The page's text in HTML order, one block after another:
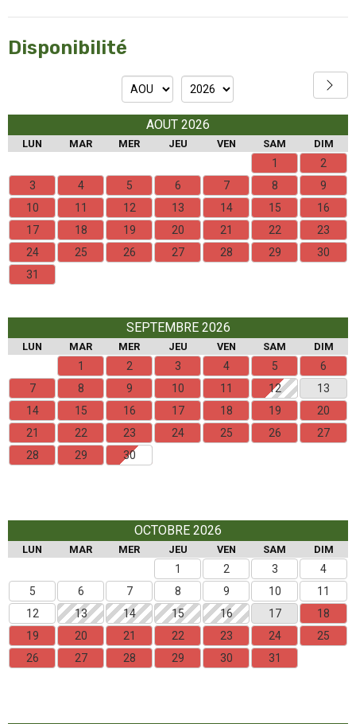
Disponibilité
AOUT 2026
LUN MAR MER JEU VEN SAM DIM
1
2
3
4 5 6 7 8
9
10
11 12 13 14 15
16
17
18 19 20 21 22
23
24
25 26 27 28 29
30
31
SEPTEMBRE 2026
LUN MAR MER JEU VEN SAM DIM
1 2 3 4 5
6
7
8 9 10 11 12
13
14
15 16 17 18 19
20
21
22 23 24 25 26
27
28
29 30
OCTOBRE 2026
LUN MAR MER JEU VEN SAM DIM
1 2 3
4
5
6 7 8 9 10
11
12
13 14 15 16 17
18
19
20 21 22 23 24
25
26
27 28 29 30 31